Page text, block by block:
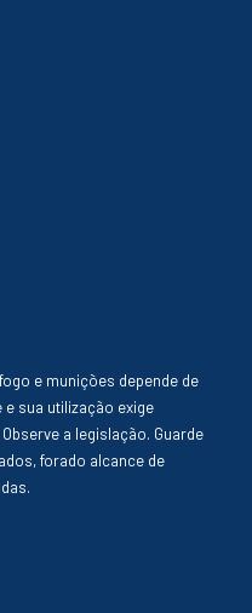
e munições depende de
sua utilização exige
a legislação. Guarde
forado alcance de